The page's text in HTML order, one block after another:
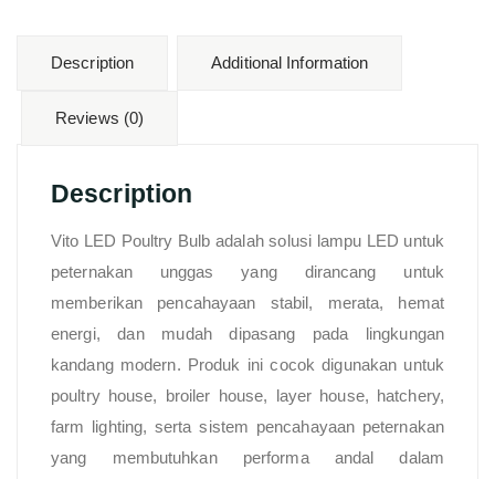
Description Additional Information
Reviews (0)
Description
Vito LED Poultry Bulb adalah solusi lampu LED untuk
peternakan unggas yang dirancang untuk
memberikan pencahayaan stabil, merata, hemat
energi, dan mudah dipasang pada lingkungan
kandang modern. Produk ini cocok digunakan untuk
poultry house, broiler house, layer house, hatchery,
farm lighting, serta sistem pencahayaan peternakan
yang membutuhkan performa andal dalam